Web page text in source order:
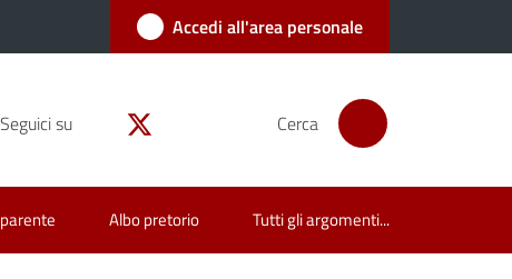
Accedi all'area personale
Seguici su Cerca
Albo pretorio Tutti gli argomenti...